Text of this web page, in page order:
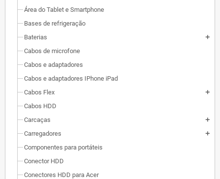
Área do Tablet e Smartphone
Bases de refrigeração
Baterias
add
Cabos de microfone
Cabos e adaptadores
Cabos e adaptadores IPhone iPad
Cabos Flex
add
Cabos HDD
Carcaças
add
Carregadores add
Componentes para portáteis
Conector HDD
Conectores HDD para Acer